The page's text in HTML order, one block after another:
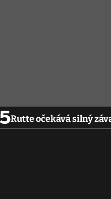
Rutte očekává silný